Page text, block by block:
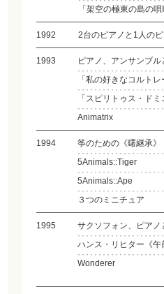
「架空の極東の島の
1992 2台のピアノと1人の
1993
ピアノ、アンサンブ
「私の好きなコルト
「スピリトゥス・
Animatrix
1994
筝のための《曙継承》
5Animals::Tiger
5Animals::Ape
３つのミニチュア
1995
サクソフォン、ピアノ
ハンス・リヒター《
Wonderer